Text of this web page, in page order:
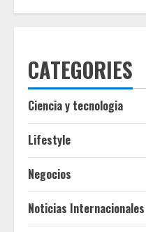
CATEGORIES
Ciencia y tecnologia
Lifestyle
Negocios
Noticias Internacionales